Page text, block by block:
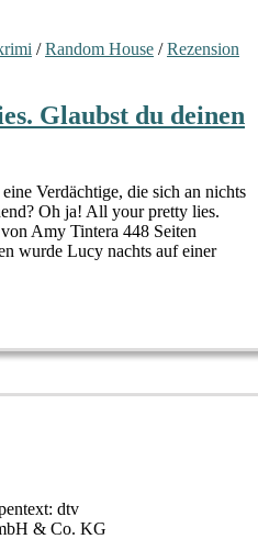
/Random House /Rezension
Glaubst du deinen
Verdächtige, die sich an nichts
Oh ja! All your pretty lies.
Amy Tintera 448 Seiten
wurde Lucy nachts auf einer
dtv
& Co. KG